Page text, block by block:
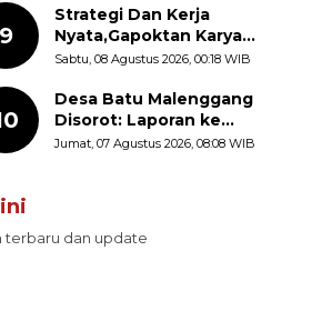
Bale-Bale di Perairan Pulau
Seira
9
Strategi Dan Kerja
Nyata,Gapoktan Karya
Makmur Genjot Produksi
Sabtu, 08 Agustus 2026, 00:18 WIB
Desa Batu Malenggang
Disorot: Laporan ke
Kemendes Ada, Keterangan
Jumat, 07 Agustus 2026, 08:08 WIB
terbaru dan update